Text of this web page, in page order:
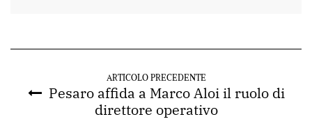
ARTICOLO PRECEDENTE
Pesaro affida a Marco Aloi il ruolo di
direttore operativo